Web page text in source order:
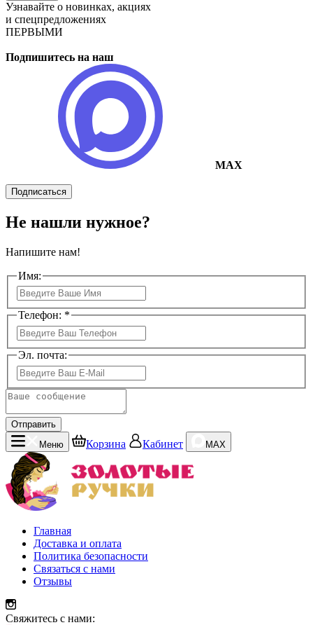
Узнавайте о новинках, акциях
и спецпредложениях
ПЕРВЫМИ
Подпишитесь на наш
MAX
Подписаться
Не нашли нужное?
Напишите нам!
Имя:
Телефон: *
Эл. почта:
Отправить
Меню
Корзина Кабинет MAX
Главная
Доставка и оплата
Политика безопасности
Связаться с нами
Отзывы
Свяжитесь с нами: